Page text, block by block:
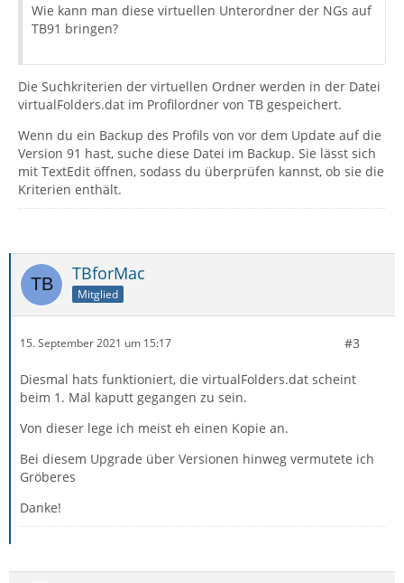
Wie kann man diese virtuellen Unterordner der NGs auf
TB91 bringen?
Die Suchkriterien der virtuellen Ordner werden in der Datei
virtualFolders.dat im Profilordner von TB gespeichert.
Wenn du ein Backup des Profils von vor dem Update auf die
Version 91 hast, suche diese Datei im Backup. Sie lässt sich
mit TextEdit öffnen, sodass du überprüfen kannst, ob sie die
Kriterien enthält.
TBforMac
Mitglied
15. September 2021 um 15:17 #3
Diesmal hats funktioniert, die virtualFolders.dat scheint
beim 1. Mal kaputt gegangen zu sein.
Von dieser lege ich meist eh einen Kopie an.
Bei diesem Upgrade über Versionen hinweg vermutete ich
Gröberes
Danke!